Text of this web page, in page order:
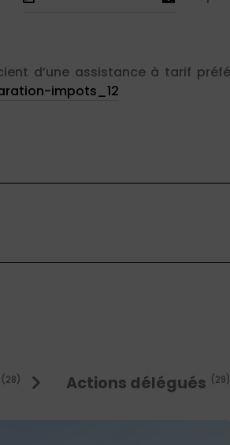
d’une assistance à tarif
impots_12
(28) Actions délégués (29)